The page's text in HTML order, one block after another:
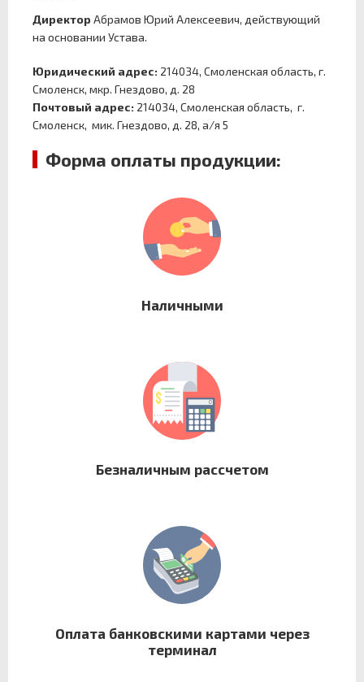
Директор Абрамов Юрий Алексеевич, действующий
на основании Устава.
Юридический адрес: 214034, Смоленская область, г.
Смоленск, мкр. Гнездово, д. 28
Почтовый адрес: 214034, Смоленская область, г.
Смоленск, мик. Гнездово, д. 28, а/я 5
Форма оплаты продукции:
Наличными
Безналичным рассчетом
Оплата банковскими картами через
терминал